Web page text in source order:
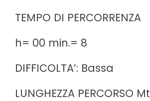
TEMPO DI PERCORRENZA
h= 00 min.= 8
DIFFICOLTA’: Bassa
LUNGHEZZA PERCORSO